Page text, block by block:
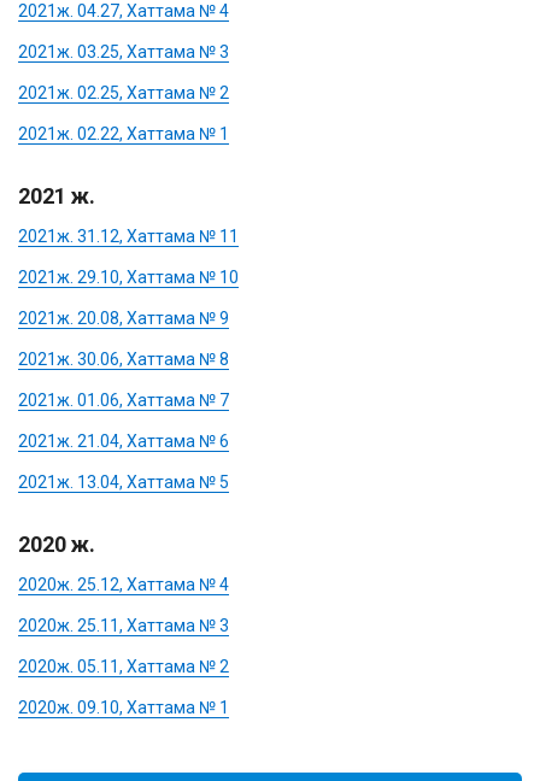
2021ж. 04.27, Хаттама № 4
2021ж. 03.25, Хаттама № 3
2021ж. 02.25, Хаттама № 2
2021ж. 02.22, Хаттама № 1
2021 ж.
2021ж. 31.12, Хаттама № 11
2021ж. 29.10, Хаттама № 10
2021ж. 20.08, Хаттама № 9
2021ж. 30.06, Хаттама № 8
2021ж. 01.06, Хаттама № 7
2021ж. 21.04, Хаттама № 6
2021ж. 13.04, Хаттама № 5
2020 ж.
2020ж. 25.12, Хаттама № 4
2020ж. 25.11, Хаттама № 3
2020ж. 05.11, Хаттама № 2
2020ж. 09.10, Хаттама № 1